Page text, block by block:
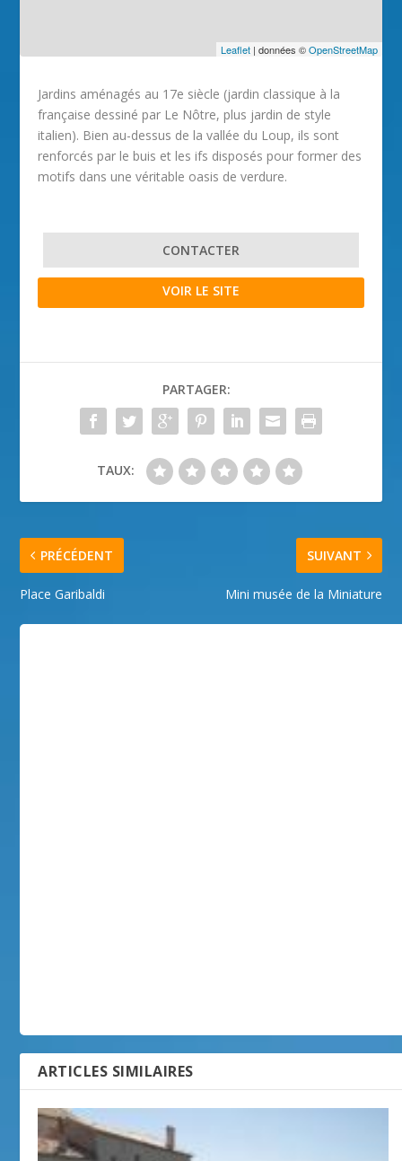
Leaflet| données ©OpenStreetMap
Jardins aménagés au 17e siècle (jardin classique à la
française dessiné par Le Nôtre, plus jardin de style
italien). Bien au-dessus de la vallée du Loup, ils sont
renforcés par le buis et les ifs disposés pour former des
motifs dans une véritable oasis de verdure.
CONTACTER
VOIR LE SITE
PARTAGER:
TAUX:
PRÉCÉDENT
Place Garibaldi
SUIVANT
Mini musée de la Miniature
ARTICLES SIMILAIRES